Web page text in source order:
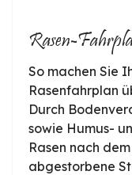
Rasen-
So machen Sie
Rasenfahrplan
Durch
sowie Humus-
Rasen nach
abgestorbene